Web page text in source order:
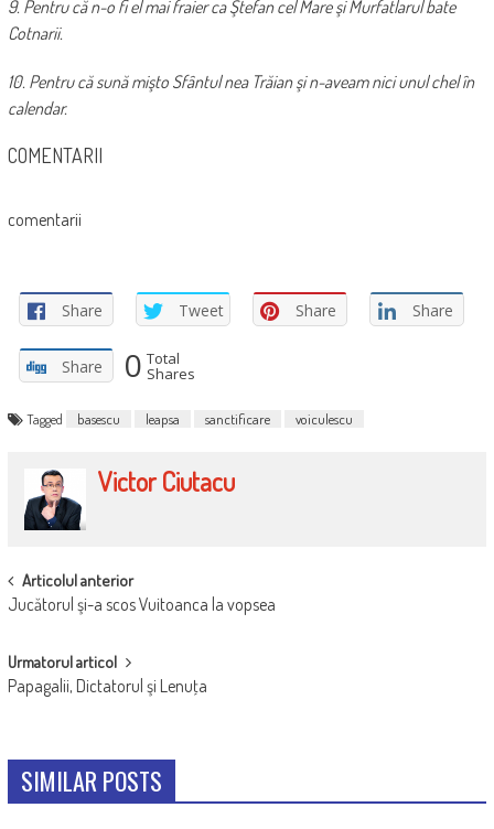
9. Pentru că n-o fi el mai fraier ca Ştefan cel Mare şi Murfatlarul bate
Cotnarii.
10. Pentru că sună mişto Sfântul nea Trăian şi n-aveam nici unul chel în
calendar.
COMENTARII
comentarii
Share Tweet Share Share
Share 0 Total
Shares
Tagged basescu leapsa sanctificare voiculescu
Victor Ciutacu
POST
NAVIGATION
Articolul anterior
Jucătorul şi-a scos Vuitoanca la vopsea
Urmatorul articol
Papagalii, Dictatorul şi Lenuţa
SIMILAR POSTS